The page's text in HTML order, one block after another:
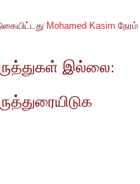
Mohamed Kasim நேரம்
இல்லை: